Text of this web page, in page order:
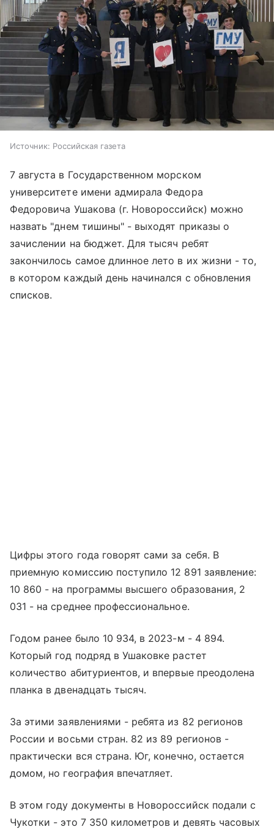
Источник: Российская газета
7 августа в Государственном морском
университете имени адмирала Федора
Федоровича Ушакова (г. Новороссийск) можно
назвать "днем тишины" - выходят приказы о
зачислении на бюджет. Для тысяч ребят
закончилось самое длинное лето в их жизни - то,
в котором каждый день начинался с обновления
списков.
Цифры этого года говорят сами за себя. В
приемную комиссию поступило 12 891 заявление:
10 860 - на программы высшего образования, 2
031 - на среднее профессиональное.
Годом ранее было 10 934, в 2023-м - 4 894.
Который год подряд в Ушаковке растет
количество абитуриентов, и впервые преодолена
планка в двенадцать тысяч.
За этими заявлениями - ребята из 82 регионов
России и восьми стран. 82 из 89 регионов -
практически вся страна. Юг, конечно, остается
домом, но география впечатляет.
В этом году документы в Новороссийск подали с
Чукотки - это 7 350 километров и девять часовых